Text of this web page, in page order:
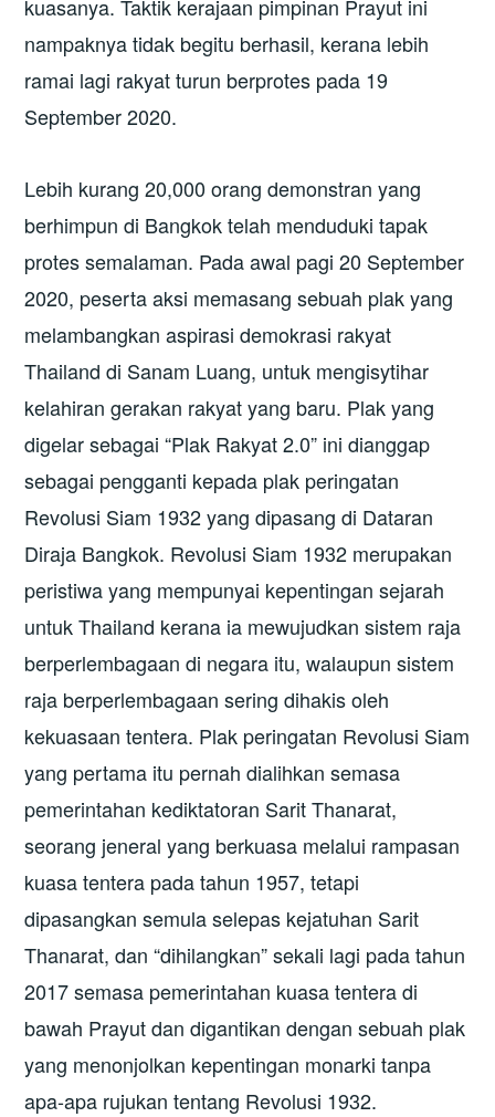
kuasanya. Taktik kerajaan pimpinan Prayut ini
nampaknya tidak begitu berhasil, kerana lebih
ramai lagi rakyat turun berprotes pada 19
September 2020.
Lebih kurang 20,000 orang demonstran yang
berhimpun di Bangkok telah menduduki tapak
protes semalaman. Pada awal pagi 20 September
2020, peserta aksi memasang sebuah plak yang
melambangkan aspirasi demokrasi rakyat
Thailand di Sanam Luang, untuk mengisytihar
kelahiran gerakan rakyat yang baru. Plak yang
digelar sebagai “Plak Rakyat 2.0” ini dianggap
sebagai pengganti kepada plak peringatan
Revolusi Siam 1932 yang dipasang di Dataran
Diraja Bangkok. Revolusi Siam 1932 merupakan
peristiwa yang mempunyai kepentingan sejarah
untuk Thailand kerana ia mewujudkan sistem raja
berperlembagaan di negara itu, walaupun sistem
raja berperlembagaan sering dihakis oleh
kekuasaan tentera. Plak peringatan Revolusi Siam
yang pertama itu pernah dialihkan semasa
pemerintahan kediktatoran Sarit Thanarat,
seorang jeneral yang berkuasa melalui rampasan
kuasa tentera pada tahun 1957, tetapi
dipasangkan semula selepas kejatuhan Sarit
Thanarat, dan “dihilangkan” sekali lagi pada tahun
2017 semasa pemerintahan kuasa tentera di
bawah Prayut dan digantikan dengan sebuah plak
yang menonjolkan kepentingan monarki tanpa
apa-apa rujukan tentang Revolusi 1932.